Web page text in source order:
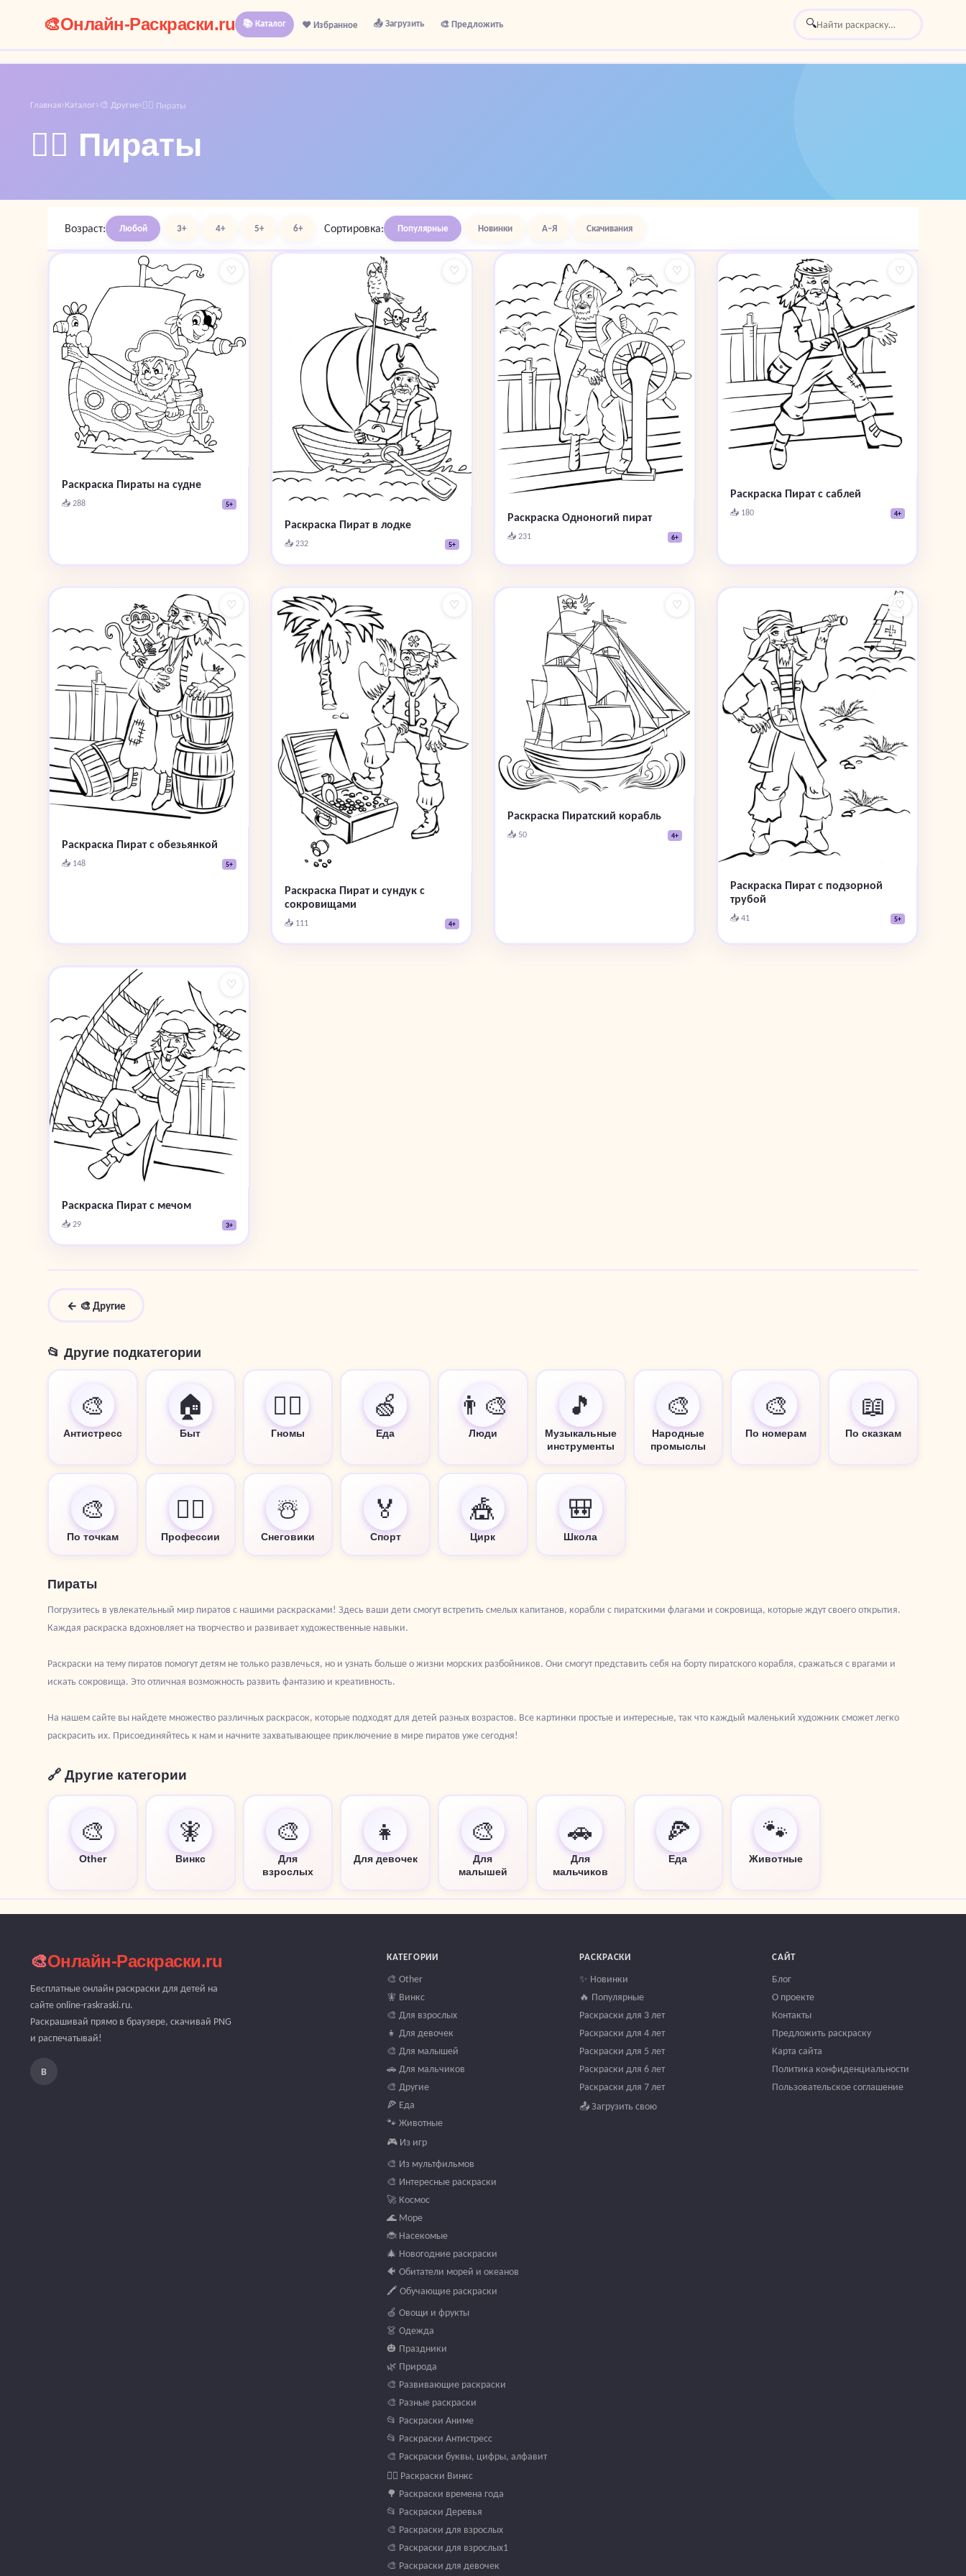
🎨Онлайн-Раскраски.ru 📚 Каталог ❤️ Избранное 📤 Загрузить 🎨 Предложить 🔍
Главная›Каталог›🎨 Другие›🏴‍☠️ Пираты
🏴‍☠️ Пираты
Возраст: Любой 3+ 4+ 5+ 6+ Сортировка: Популярные Новинки А–Я Скачивания
♡
Раскраска Пираты на судне
📥 288 5+
♡
Раскраска Пират в лодке
📥 232 5+
♡
Раскраска Одноногий пират
📥 231 6+
♡
Раскраска Пират с саблей
📥 180 4+
♡
Раскраска Пират с обезьянкой
📥 148 5+
♡
Раскраска Пират и сундук с
сокровищами
📥 111 4+
♡
Раскраска Пиратский корабль
📥 50 4+
♡
Раскраска Пират с подзорной
трубой
📥 41 5+
♡
Раскраска Пират с мечом
📥 29 3+
← 🎨 Другие
📂 Другие подкатегории
🎨
Антистресс
🏠
Быт
🧙‍♂️
Гномы
🍏
Еда
👨‍🎨
Люди
🎵
Музыкальные
инструменты
🎨
Народные
промыслы
🎨
По номерам
📖
По сказкам
🎨
По точкам
👩‍⚕️
Профессии
☃️
Снеговики
🏅
Спорт
🎪
Цирк
🎒
Школа
Пираты
Погрузитесь в увлекательный мир пиратов с нашими раскрасками! Здесь ваши дети смогут встретить смелых капитанов, корабли с пиратскими флагами и сокровища, которые ждут своего открытия.
Каждая раскраска вдохновляет на творчество и развивает художественные навыки.
Раскраски на тему пиратов помогут детям не только развлечься, но и узнать больше о жизни морских разбойников. Они смогут представить себя на борту пиратского корабля, сражаться с врагами и
искать сокровища. Это отличная возможность развить фантазию и креативность.
На нашем сайте вы найдете множество различных раскрасок, которые подходят для детей разных возрастов. Все картинки простые и интересные, так что каждый маленький художник сможет легко
раскрасить их. Присоединяйтесь к нам и начните захватывающее приключение в мире пиратов уже сегодня!
🔗 Другие категории
🎨
Other
🧚
Винкс
🎨
Для
взрослых
👧
Для девочек
🎨
Для
малышей
🚗
Для
мальчиков
🍕
Еда
🐾
Животные
🎨Онлайн-Раскраски.ru
Бесплатные онлайн раскраски для детей на
сайте online-raskraski.ru.
Раскрашивай прямо в браузере, скачивай PNG
и распечатывай!
В
КАТЕГОРИИ
🎨 Other
🧚 Винкс
🎨 Для взрослых
👧 Для девочек
🎨 Для малышей
🚗 Для мальчиков
🎨 Другие
🍕 Еда
🐾 Животные
🎮 Из игр
🎨 Из мультфильмов
🎨 Интересные раскраски
🚀 Космос
🌊 Море
🐞 Насекомые
🎄 Новогодние раскраски
🐠 Обитатели морей и океанов
🖍️ Обучающие раскраски
🍏 Овощи и фрукты
👗 Одежда
🎃 Праздники
🌿 Природа
🎨 Развивающие раскраски
🎨 Разные раскраски
📂 Раскраски Аниме
📂 Раскраски Антистресс
🎨 Раскраски буквы, цифры, алфавит
🧚‍♀️ Раскраски Винкс
🌳 Раскраски времена года
📂 Раскраски Деревья
🎨 Раскраски для взрослых
🎨 Раскраски для взрослых1
🎨 Раскраски для девочек
РАСКРАСКИ
✨ Новинки
🔥 Популярные
Раскраски для 3 лет
Раскраски для 4 лет
Раскраски для 5 лет
Раскраски для 6 лет
Раскраски для 7 лет
📤 Загрузить свою
САЙТ
Блог
О проекте
Контакты
Предложить раскраску
Карта сайта
Политика конфиденциальности
Пользовательское соглашение